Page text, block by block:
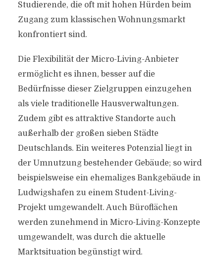
Studierende, die oft mit hohen Hürden beim
Zugang zum klassischen Wohnungsmarkt
konfrontiert sind.
Die Flexibilität der Micro-Living-Anbieter
ermöglicht es ihnen, besser auf die
Bedürfnisse dieser Zielgruppen einzugehen
als viele traditionelle Hausverwaltungen.
Zudem gibt es attraktive Standorte auch
außerhalb der großen sieben Städte
Deutschlands. Ein weiteres Potenzial liegt in
der Umnutzung bestehender Gebäude; so wird
beispielsweise ein ehemaliges Bankgebäude in
Ludwigshafen zu einem Student-Living-
Projekt umgewandelt. Auch Büroflächen
werden zunehmend in Micro-Living-Konzepte
umgewandelt, was durch die aktuelle
Marktsituation begünstigt wird.